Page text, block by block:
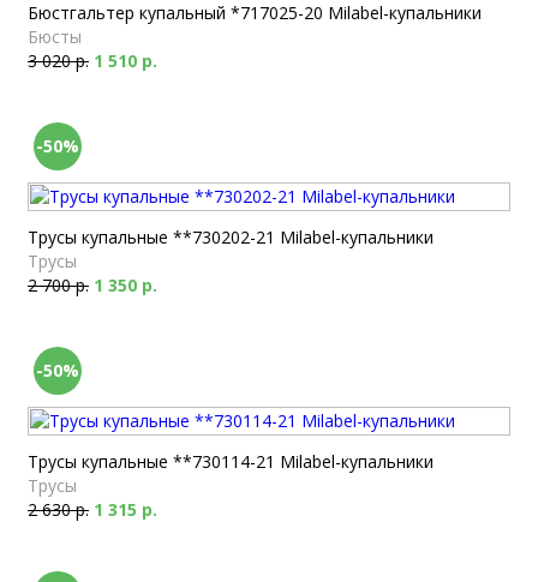
Бюстгальтер купальный *717025-20 Milabel-купальники
Бюсты
3 020 р. 1 510 р.
-50%
Трусы купальные **730202-21 Milabel-купальники
Трусы
2 700 р. 1 350 р.
-50%
Трусы купальные **730114-21 Milabel-купальники
Трусы
2 630 р. 1 315 р.